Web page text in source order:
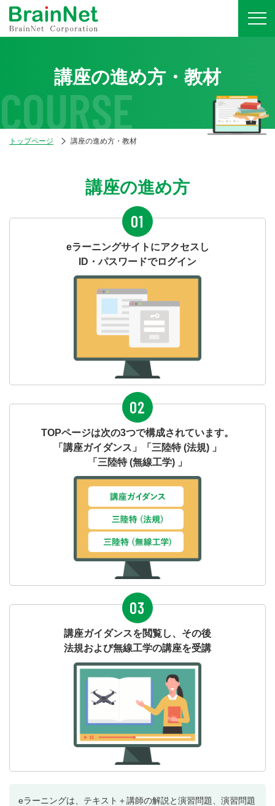
講座の進め方・教材
COURSE
トップページ 講座の進め方・教材
講座の進め方
01
eラーニングサイトにアクセスし
ID・パスワードでログイン
02
TOPページは次の3つで構成されています。
「講座ガイダンス」「三陸特 (法規) 」
「三陸特 (無線工学) 」
03
講座ガイダンスを閲覧し、その後
法規および無線工学の講座を受講
eラーニングは、テキスト＋講師の解説と演習問題、演習問題